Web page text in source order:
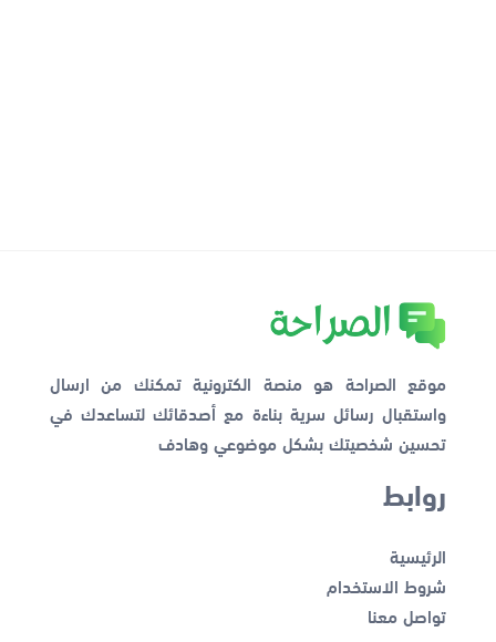
موقع الصراحة هو منصة الكترونية تمكنك من ارسال
واستقبال رسائل سرية بناءة مع أصدقائك لتساعدك في
تحسين شخصيتك بشكل موضوعي وهادف
روابط
الرئيسية
شروط الاستخدام
تواصل معنا